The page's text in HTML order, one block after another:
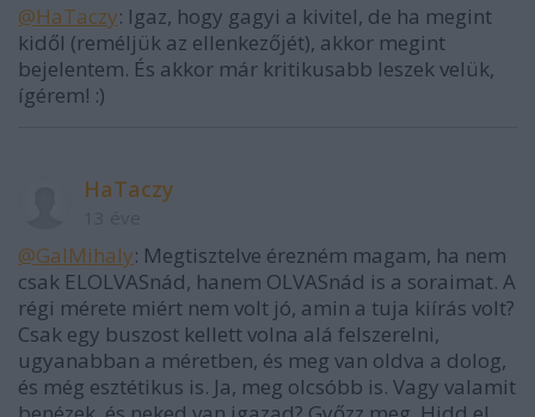
@HaTaczy: Igaz, hogy gagyi a kivitel, de ha megint
kidől (reméljük az ellenkezőjét), akkor megint
bejelentem. És akkor már kritikusabb leszek velük,
ígérem! :)
HaTaczy
@GalMihaly: Megtisztelve érezném magam, ha nem
csak ELOLVASnád, hanem OLVASnád is a soraimat. A
régi mérete miért nem volt jó, amin a tuja kiírás volt?
Csak egy buszost kellett volna alá felszerelni,
ugyanabban a méretben, és meg van oldva a dolog,
és még esztétikus is. Ja, meg olcsóbb is. Vagy valamit